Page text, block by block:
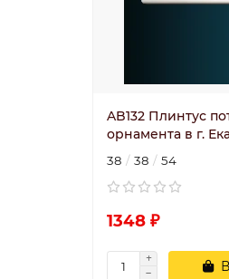
AB132 Плинтус
орнамента в г.
38 38 54
1348 ₽